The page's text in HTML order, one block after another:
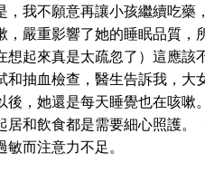
，我不願意再讓小孩繼續吃藥
，嚴重影響了她的睡眠品質，
想起來真是太疏忽了）這應
和抽血檢查，醫生告訴我，
後，她還是每天睡覺也在咳
居和飲食都是需要細心照護
敏而注意力不足。